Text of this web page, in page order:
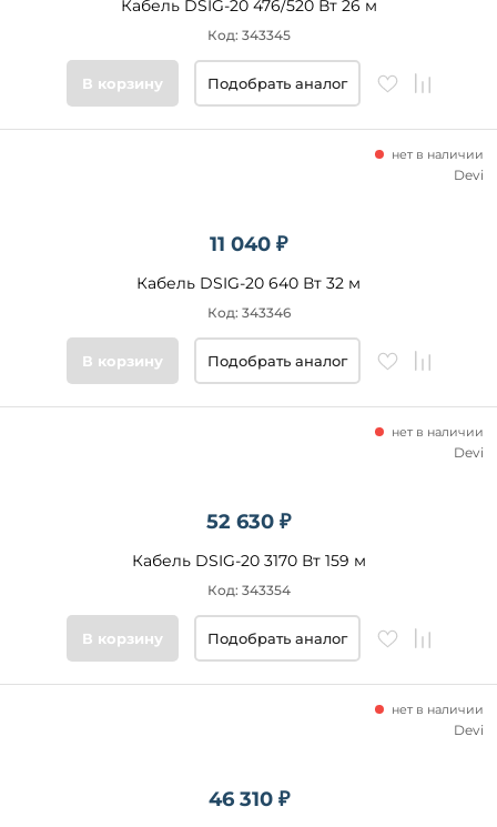
Кабель DSIG-20 476/520 Вт 26 м
Код: 343345
В корзину Подобрать аналог
11 040 ₽
Кабель DSIG-20 640 Вт 32 м
нет в наличии
Код: 343346
Devi
В корзину Подобрать аналог
52 630 ₽
Кабель DSIG-20 3170 Вт 159 м
нет в наличии
Код: 343354
Devi
В корзину Подобрать аналог
46 310 ₽
нет в наличии
Devi